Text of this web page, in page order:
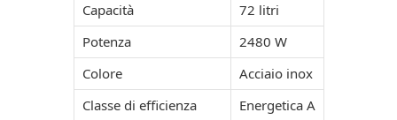
Capacità
72 litri
Potenza
2480 W
Colore
Acciaio inox
Classe di efficienza
Energetica A